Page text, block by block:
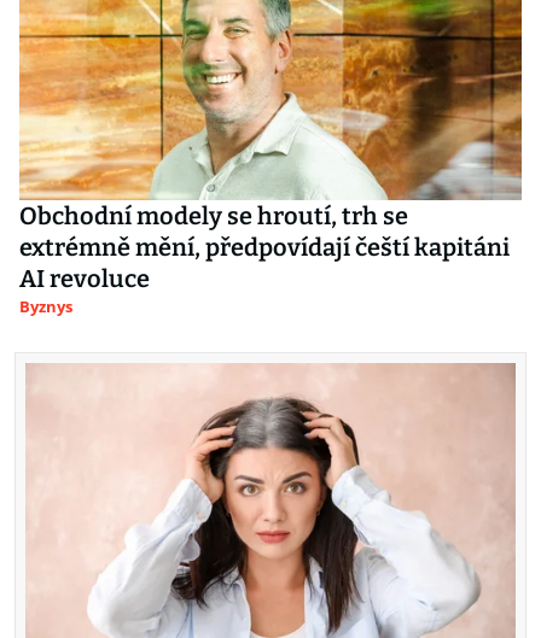
Obchodní modely se hroutí, trh se
extrémně mění, předpovídají čeští kapitáni
AI revoluce
Byznys